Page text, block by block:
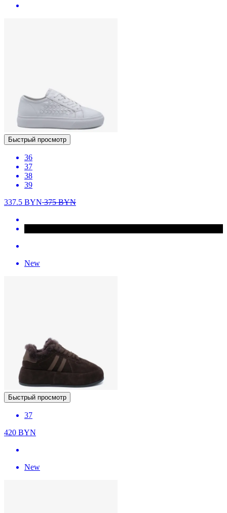
Быстрый просмотр
36
37
38
39
337.5 BYN375BYN
New
Быстрый просмотр
37
420 BYN
New